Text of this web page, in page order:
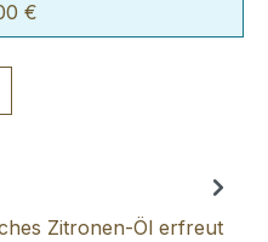
€
Zitronen-Öl erfreut